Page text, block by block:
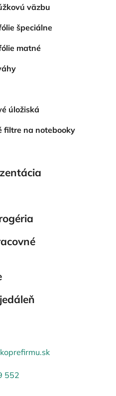
väzbu
špeciálne
matné
úložiská
filtre na notebooky
552